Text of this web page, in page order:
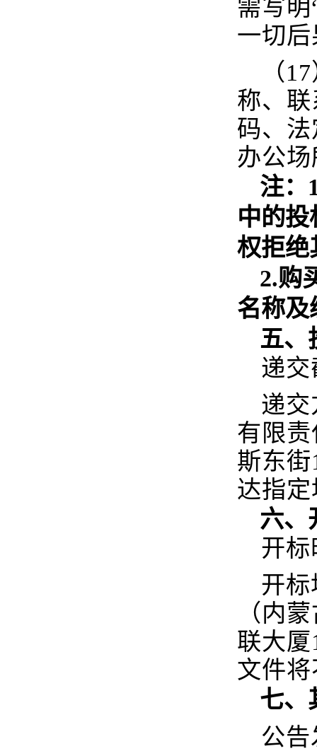
需写
一切
（
称、
码、
办公
注：
中的
权拒绝
2.购
名称及
五、
递
递
有限
斯东
达指
六、
开标
开
（内
联大
文件
七、
公